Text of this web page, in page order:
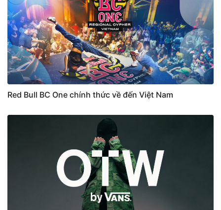
Red Bull BC One chính thức về đến Việt Nam